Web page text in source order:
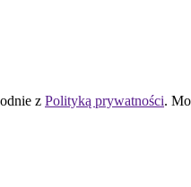
z Polityką prywatności.